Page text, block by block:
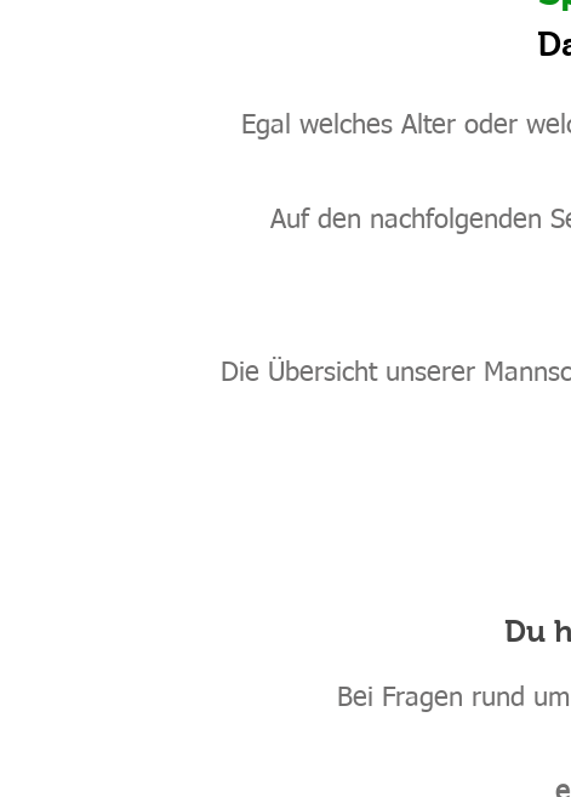
Egal welches Alter oder
Auf den nachfolgenden
Die Übersicht unserer
Du
Bei Fragen rund